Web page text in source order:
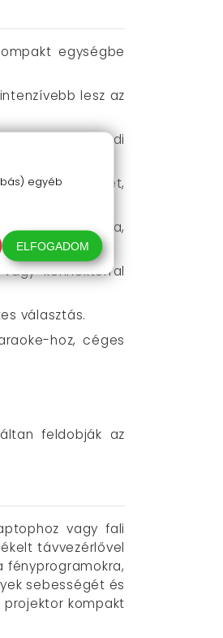
egységbe
lesz az
bulin egyedi
sebességet,
asztalra,
konnektorral
választás.
hoz, céges
feldobják az
vagy fali
távvezérlővel
sebességét és
kompakt
egyéb
ELFOGADOM